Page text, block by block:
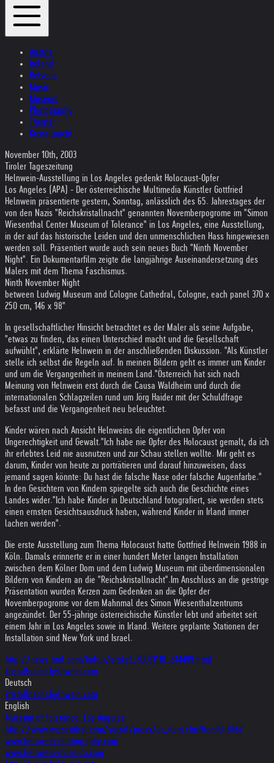
Austria
Ireland
Helvetia
Music
Museum
Photography
Theater
Kristallnacht
November 10th, 2003
Tiroler Tageszeitung
Helnwein-Ausstellung in Los Angeles gedenkt Holocaust-Opfer
Los Angeles (APA) - Der österreichische Multimedia Künstler Gottfried
Helnwein präsentierte gestern, Sonntag, anlässlich des 65. Jahrestages der
von den Nazis "Reichskristallnacht" genannten Novemberpogrome im "Simon
Wiesenthal Center Museum of Tolerance" in Los Angeles, eine Ausstellung,
in der auf das historische Leiden und den unmenschlichen Hass hingewiesen
werden soll. Präsentiert wurde auch sein neues Buch "Ninth November
Night". Ein Dokumentarfilm zeigte die langjährige Auseinandersetzung des
Malers mit dem Thema Faschismus.
Ninth November Night
between Ludwig Museum and Cologne Cathedral, Cologne, each panel 370 x
250 cm, 146 x 98"
In gesellschaftlicher Hinsicht betrachtet es der Maler als seine Aufgabe,
"etwas zu finden, das einen Unterschied macht und die Gesellschaft
aufwühlt", erklärte Helnwein in der anschließenden Diskussion. "Als Künstler
stelle ich selbst die Regeln auf. In meinen Bildern geht es immer um Kinder
und um die Vergangenheit in meinem Land."Österreich hat sich nach
Meinung von Helnwein erst durch die Causa Waldheim und durch die
internationalen Schlagzeilen rund um Jörg Haider mit der Schuldfrage
befasst und die Vergangenheit neu beleuchtet.
Kinder wären nach Ansicht Helnweins die eigentlichen Opfer von
Ungerechtigkeit und Gewalt."Ich habe nie Opfer des Holocaust gemalt, da ich
ihr erlebtes Leid nie ausnutzen und zur Schau stellen wollte. Mir geht es
darum, Kinder von heute zu porträtieren und darauf hinzuweisen, dass
jemand sagen könnte: Du hast die falsche Nase oder falsche Augenfarbe."
In den Gesichtern von Kindern spiegelte sich auch die Geschichte eines
Landes wider."Ich habe Kinder in Deutschland fotografiert, sie werden stets
einen ernsten Gesichtsausdruck haben, während Kinder in Irland immer
lachen werden".
Die erste Ausstellung zum Thema Holocaust hatte Gottfried Helnwein 1988 in
Köln. Damals erinnerte er in einer hundert Meter langen Installation
zwischen dem Kölner Dom und dem Ludwig Museum mit überdimensionalen
Bildern von Kindern an die "Reichskristallnacht". Im Anschluss an die gestrige
Präsentation wurden Kerzen zum Gedenken an die Opfer der
Novemberpogrome vor dem Mahnmal des Simon Wiesenthalzentrums
angezündet. Der 55-jährige österreichische Künstler lebt und arbeitet seit
einem Jahr in Los Angeles sowie in Irland. Weitere geplante Stationen der
Installation sind New York und Israel.
http://news.tirol.com/kultur/artikel_20031110_244489.html
kristallnacht.helnwein.com
Deutsch
kristallnacht.helnwein.com
English
Museum of Tolerance, Los Angeles
http://www.wiesenthal.com/social/press/pr_item.cfm?ItemID=8467
www.helnwein-photography.com
www.helnwein-museum.com